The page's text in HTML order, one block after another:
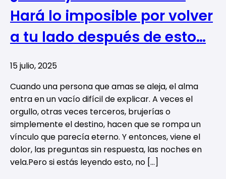
Hará lo imposible por volver
a tu lado después de esto…
15 julio, 2025
Cuando una persona que amas se aleja, el alma
entra en un vacío difícil de explicar. A veces el
orgullo, otras veces terceros, brujerías o
simplemente el destino, hacen que se rompa un
vínculo que parecía eterno. Y entonces, viene el
dolor, las preguntas sin respuesta, las noches en
vela.Pero si estás leyendo esto, no […]